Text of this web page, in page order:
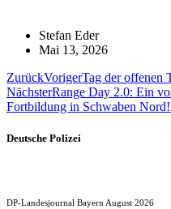
Stefan Eder
Mai 13, 2026
ZurückVorigerTag der offenen
NächsterRange Day 2.0: Ein
Fortbildung in Schwaben Nord!
Deutsche Polizei
DP-Landesjournal Bayern August 2026